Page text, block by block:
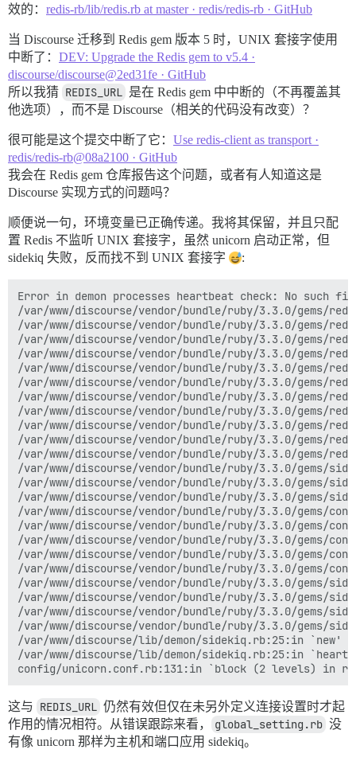
效的： redis-rb/lib/redis.rb at master · redis/redis-rb · GitHub
当 Discourse 迁移到 Redis gem 版本 5 时，UNIX 套接字使用
中断了： DEV: Upgrade the Redis gem to v5.4 ·
discourse/discourse@2ed31fe · GitHub
所以我猜 REDIS_URL 是在 Redis gem 中中断的（不再覆盖其
他选项），而不是 Discourse（相关的代码没有改变）？
很可能是这个提交中断了它： Use redis-client as transport ·
redis/redis-rb@08a2100 · GitHub
我会在 Redis gem 仓库报告这个问题，或者有人知道这是
Discourse 实现方式的问题吗？
顺便说一句，环境变量已正确传递。我将其保留，并且只配
置 Redis 不监听 UNIX 套接字，虽然 unicorn 启动正常，但
sidekiq 失败，反而找不到 UNIX 套接字
:
Error in demon processes heartbeat check: No
/var/www/discourse/vendor/bundle/ruby/3.3.0/
/var/www/discourse/vendor/bundle/ruby/3.3.0/
/var/www/discourse/vendor/bundle/ruby/3.3.0/
/var/www/discourse/vendor/bundle/ruby/3.3.0/
/var/www/discourse/vendor/bundle/ruby/3.3.0/
/var/www/discourse/vendor/bundle/ruby/3.3.0/
/var/www/discourse/vendor/bundle/ruby/3.3.0/
/var/www/discourse/vendor/bundle/ruby/3.3.0/
/var/www/discourse/vendor/bundle/ruby/3.3.0/
/var/www/discourse/vendor/bundle/ruby/3.3.0/
/var/www/discourse/vendor/bundle/ruby/3.3.0/
/var/www/discourse/vendor/bundle/ruby/3.3.0/gems/
/var/www/discourse/vendor/bundle/ruby/3.3.0/
/var/www/discourse/vendor/bundle/ruby/3.3.0/
/var/www/discourse/vendor/bundle/ruby/3.3.0/
/var/www/discourse/vendor/bundle/ruby/3.3.0/gems/
/var/www/discourse/vendor/bundle/ruby/3.3.0/gems/
/var/www/discourse/vendor/bundle/ruby/3.3.0/gems/
/var/www/discourse/vendor/bundle/ruby/3.3.0/gems/
/var/www/discourse/vendor/bundle/ruby/3.3.0/
/var/www/discourse/vendor/bundle/ruby/3.3.0/
/var/www/discourse/vendor/bundle/ruby/3.3.0/
/var/www/discourse/vendor/bundle/ruby/3.3.0/
/var/www/discourse/lib/demon/sidekiq.rb:25:in `new'
/var/www/discourse/lib/demon/sidekiq.rb:25:in
这与 REDIS_URL 仍然有效但仅在未另外定义连接设置时才起
作用的情况相符。从错误跟踪来看，
global_setting.rb 没
有像 unicorn 那样为主机和端口应用 sidekiq。